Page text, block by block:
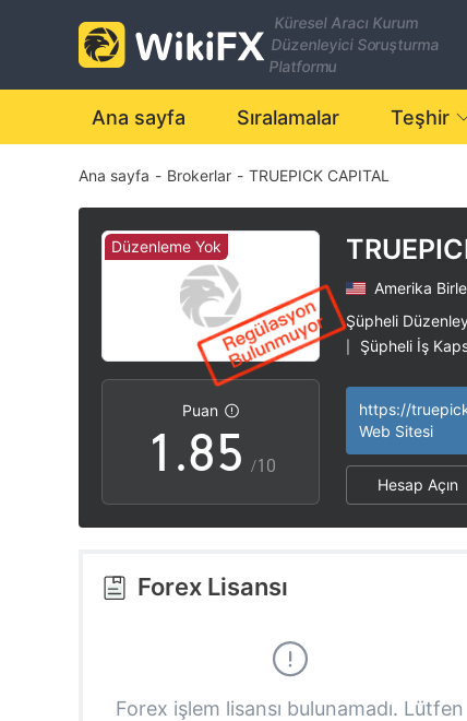
Küresel Aracı Kurum
Düzenleyici Soruşturma
Platformu
Ana sayfa Sıralamalar Teşhir
Ana sayfa - Brokerlar - TRUEPICK CAPITAL
Düzenleme Yok
Puan
0
1
2
3
5
.
2
3
4
5
6
7
8
9
0
1
2
3
4
5
6
7
9
/10
Amerika
Şüpheli
Şüpheli İş
https://
Web Sitesi
Hesap Açın
Forex Lisansı
Forex işlem lisansı bulunamadı. Lütfen